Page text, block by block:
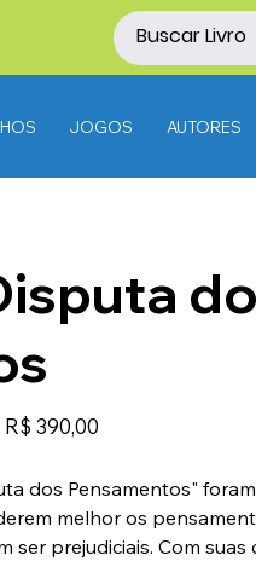
JOGOS AUTORES
Preço
R$ 390,00
dos Pensamentos"
melhor os
ser prejudiciais. Com